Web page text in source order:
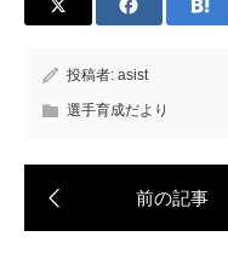
投稿者: asist
選手育成だより